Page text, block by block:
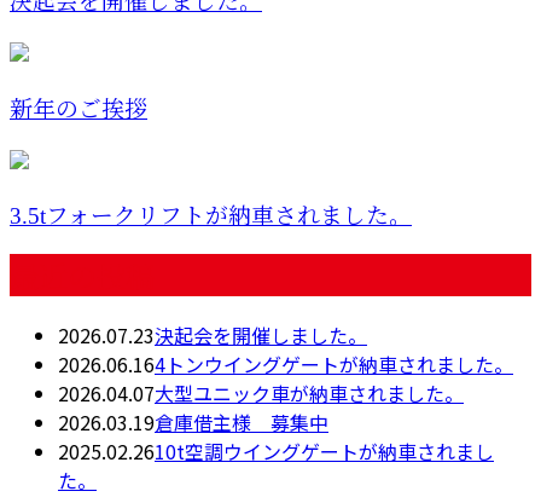
新年のご挨拶
3.5tフォークリフトが納車されました。
2026.07.23決起会を開催しました。
2026.06.164トンウイングゲートが納車されました。
2026.04.07大型ユニック車が納車されました。
2026.03.19倉庫借主様 募集中
2025.02.2610t空調ウイングゲートが納車されまし
た。